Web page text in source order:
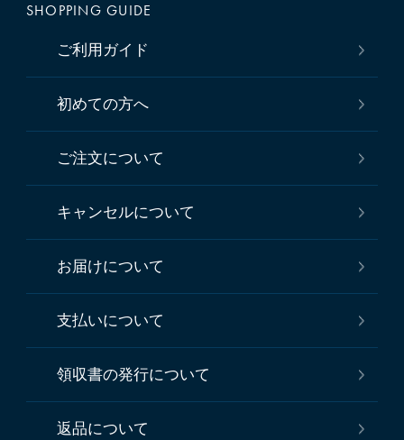
SHOPPING GUIDE
ご利用ガイド
初めての方へ
ご注文について
キャンセルについて
お届けについて
支払いについて
領収書の発行について
返品について